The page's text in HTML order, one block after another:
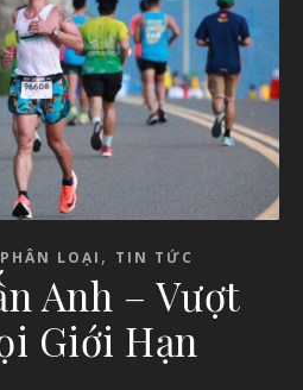
LOẠI , TIN TỨC
Anh – Vượt
Giới Hạn